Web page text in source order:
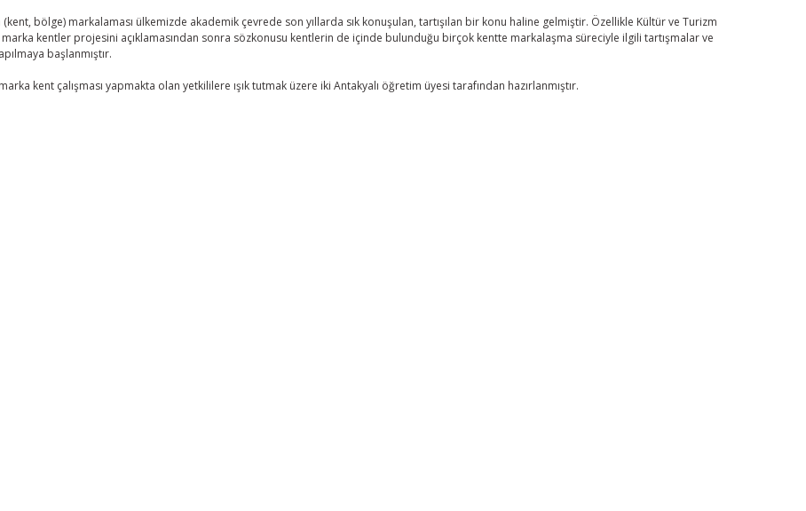
bölge) markalaması ülkemizde akademik çevrede son yıllarda sık konuşulan, tartışılan bir konu haline gelmiştir. Özellikle Kültür ve Turizm
marka kentler projesini açıklamasından sonra sözkonusu kentlerin de içinde bulunduğu birçok kentte markalaşma süreciyle ilgili tartışmalar ve
başlanmıştır.
kent çalışması yapmakta olan yetkililere ışık tutmak üzere iki Antakyalı öğretim üyesi tarafından hazırlanmıştır.